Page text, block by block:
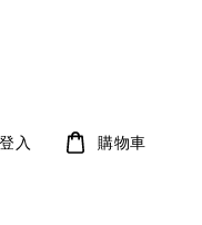
登入 購物車